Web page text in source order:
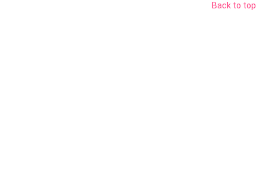
Back to top